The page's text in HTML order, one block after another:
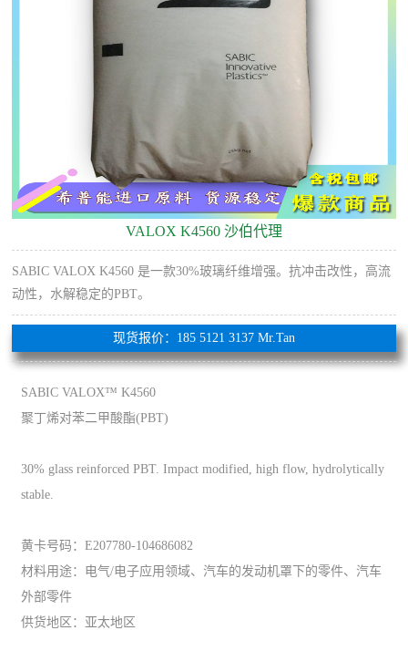
VALOX K4560 沙伯代理
SABIC VALOX K4560 是一款30%玻璃纤维增强。抗冲击改性，高流
动性，水解稳定的PBT。
现货报价：185 5121 3137 Mr.Tan
SABIC VALOX™ K4560
聚丁烯对苯二甲酸酯(PBT)
30% glass reinforced PBT. Impact modified, high flow, hydrolytically
stable.
黄卡号码：E207780-104686082
材料用途：电气/电子应用领域、汽车的发动机罩下的零件、汽车
外部零件
供货地区：亚太地区